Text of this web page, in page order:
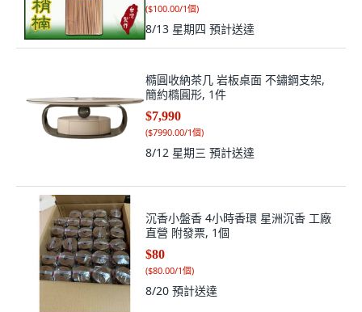
($100.00/1個)
8/13 星期四 預計送達
橢圓收納茶几 岩板桌面 不鏽鋼支架,
簡約橢圓形, 1件
$7,990
($7990.00/1個)
8/12 星期三 預計送達
沉香小盤香 4小時香環 星洲沉香 工廠
直營 附發票, 1個
$80
($80.00/1個)
8/20 預計送達